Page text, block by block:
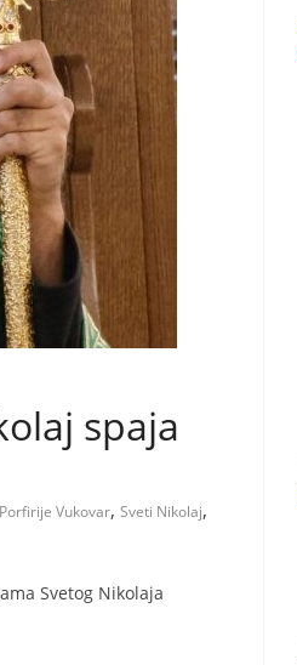
spaja
Vukovar, Sveti Nikolaj,
Svetog Nikolaja